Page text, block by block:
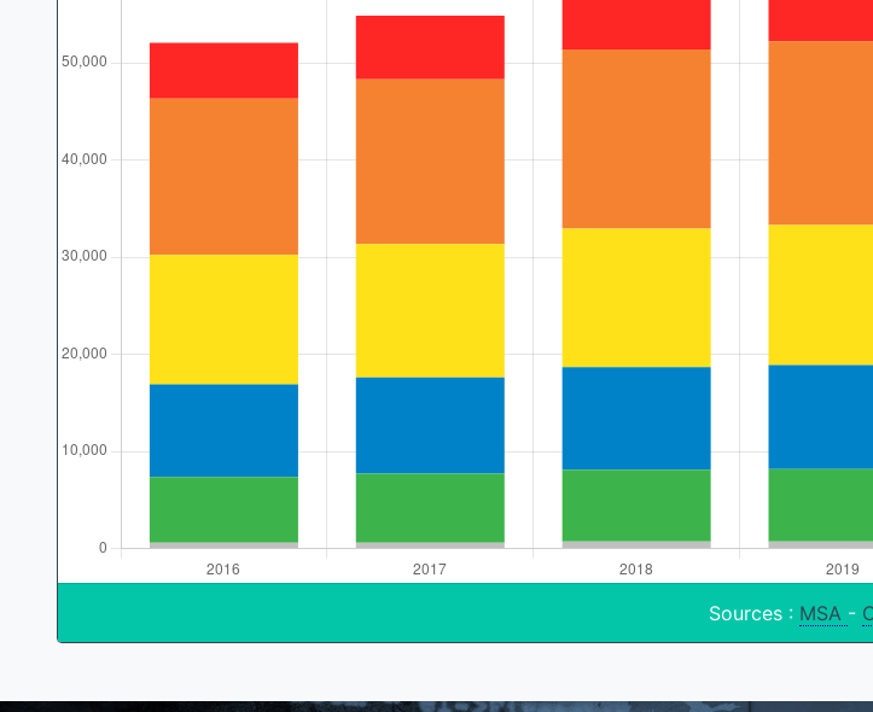
Sources : MSA -